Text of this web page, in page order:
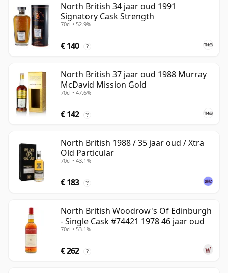
North British 34 jaar oud 1991
Signatory Cask Strength
70cl • 52.9%
€ 140 ?
North British 37 jaar oud 1988 Murray
McDavid Mission Gold
70cl • 47.6%
€ 142 ?
North British 1988 / 35 jaar oud / Xtra
Old Particular
70cl • 43.1%
€ 183 ?
North British Woodrow's Of Edinburgh
- Single Cask #74421 1978 46 jaar oud
70cl • 53.1%
€ 262 ?